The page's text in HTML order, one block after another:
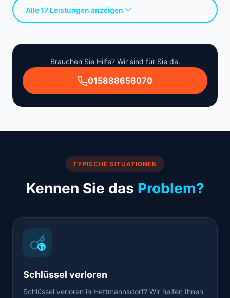
Alle 17 Leistungen anzeigen
Brauchen Sie Hilfe? Wir sind für Sie da.
015888656070
TYPISCHE SITUATIONEN
Kennen Sie das Problem?
Schlüssel verloren
Schlüssel verloren in Hettmannsdorf? Wir helfen Ihnen